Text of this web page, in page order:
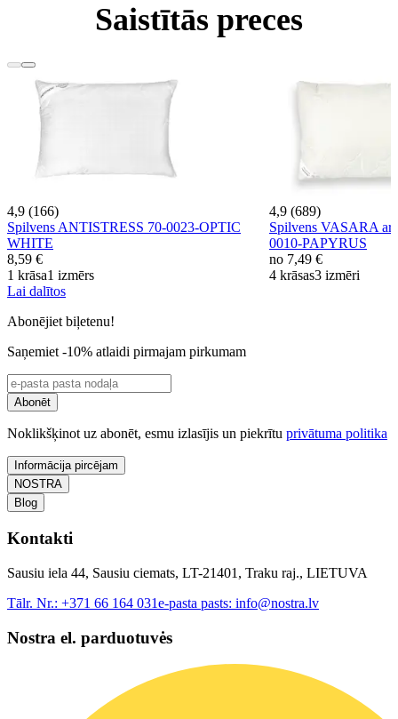
Saistītās preces
4,9 (166)
Spilvens ANTISTRESS 70-0023-OPTIC
WHITE
8,59 €
1 krāsa1 izmērs
4,9 (689)
Spilvens VASARA ar
0010-PAPYRUS
no 7,49 €
4 krāsas3 izmēri
Lai dalītos
Abonējiet biļetenu!
Saņemiet -10% atlaidi pirmajam pirkumam
Abonēt
Noklikšķinot uz abonēt, esmu izlasījis un piekrītu privātuma politika
Informācija pircējam
NOSTRA
Blog
Kontakti
Sausiu iela 44, Sausiu ciemats, LT-21401, Traku raj., LIETUVA
Tālr. Nr.: +371 66 164 031e-pasta pasts: info@nostra.lv
Nostra el. parduotuvės